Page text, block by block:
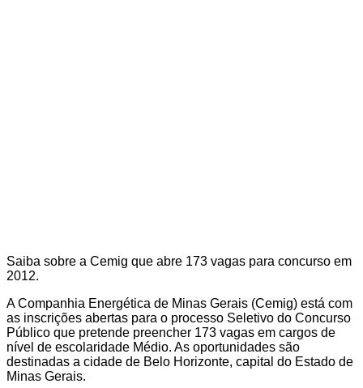
Saiba sobre a Cemig que abre 173 vagas para concurso em
2012.
A Companhia Energética de Minas Gerais (Cemig) está com
as inscrições abertas para o processo Seletivo do Concurso
Público que pretende preencher 173 vagas em cargos de
nível de escolaridade Médio. As oportunidades são
destinadas a cidade de Belo Horizonte, capital do Estado de
Minas Gerais.